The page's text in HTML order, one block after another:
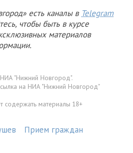
есть каналы в Telegram
чтобы быть в курсе
материалов
"Нижний Новгород".
на НИА "Нижний Новгород"
содержать материалы 18+
Прием граждан